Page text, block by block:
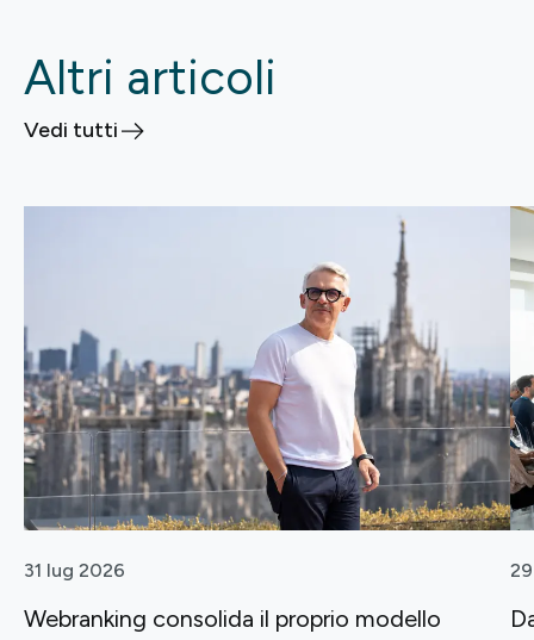
Altri articoli
Vedi tutti
31 lug 2026
Webranking consolida il proprio modello